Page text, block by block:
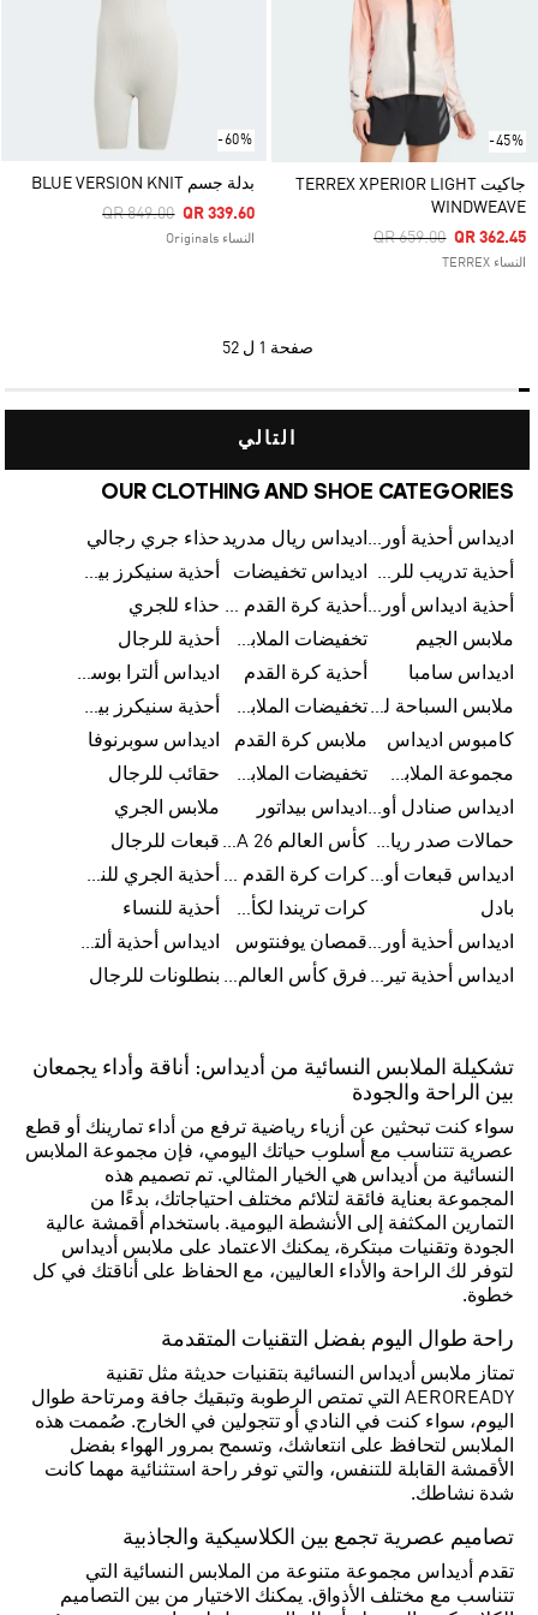
-45%
جاكيت TERREX XPERIOR LIGHT
WINDWEAVE
Price Reduced From
QR 659.00ToQR 362.45
النساء TERREX
-60%
بدلة جسم BLUE VERSION KNIT
Price Reduced From
QR 849.00ToQR 339.60
النساء Originals
صفحة 1 ل 52
التالي
OUR CLOTHING AND SHOE CATEGORIES
اديداس أحذية أورجينالز اديداس ريال مدريد حذاء جري رجالي
أحذية تدريب للرجال
اديداس تخفيضات
أحذية سنيكرز بيضاء للرجال
أحذية اديداس أورجينال للنساء
أحذية كرة القدم للرجال حذاء للجري
ملابس الجيم
تخفيضات الملابس للأطفال
أحذية للرجال
اديداس سامبا
أحذية كرة القدم
اديداس ألترا بوست
ملابس السباحة للرجال
تخفيضات الملابس الرياضية
أحذية سنيكرز بيضاء للرجال
كامبوس اديداس
ملابس كرة القدم
اديداس سوبرنوفا
مجموعة الملابس الرياضية
تخفيضات الملابس للرجال
حقائب للرجال
اديداس صنادل أورجينال للنساء اديداس بيداتور
ملابس الجري
حمالات صدر رياضية
كأس العالم FIFA 26™ قبعات للرجال
اديداس قبعات أورجينال للرجال
كرات كرة القدم للرجال
أحذية الجري للنساء
بادل
كرات تريندا لكأس العالم FIFA 26™
أحذية للنساء
اديداس أحذية أورجينال للرجالقمصان يوفنتوس
اديداس أحذية ألترا بوست للرجال
اديداس أحذية تيريكس
فرق كأس العالم FIFA 26™ بنطلونات للرجال
تشكيلة الملابس النسائية من أديداس: أناقة وأداء يجمعان
بين الراحة والجودة
سواء كنت تبحثين عن أزياء رياضية ترفع من أداء تمارينك أو قطع
عصرية تتناسب مع أسلوب حياتك اليومي، فإن مجموعة الملابس
النسائية من أديداس هي الخيار المثالي. تم تصميم هذه
المجموعة بعناية فائقة لتلائم مختلف احتياجاتك، بدءًا من
التمارين المكثفة إلى الأنشطة اليومية. باستخدام أقمشة عالية
الجودة وتقنيات مبتكرة، يمكنك الاعتماد على ملابس أديداس
لتوفر لك الراحة والأداء العاليين، مع الحفاظ على أناقتك في كل
خطوة.
راحة طوال اليوم بفضل التقنيات المتقدمة
تمتاز ملابس أديداس النسائية بتقنيات حديثة مثل تقنية
AEROREADY التي تمتص الرطوبة وتبقيك جافة ومرتاحة طوال
اليوم، سواء كنت في النادي أو تتجولين في الخارج. صُممت هذه
الملابس لتحافظ على انتعاشك، وتسمح بمرور الهواء بفضل
الأقمشة القابلة للتنفس، والتي توفر راحة استثنائية مهما كانت
شدة نشاطك.
تصاميم عصرية تجمع بين الكلاسيكية والجاذبية
تقدم أديداس مجموعة متنوعة من الملابس النسائية التي
تتناسب مع مختلف الأذواق. يمكنك الاختيار من بين التصاميم